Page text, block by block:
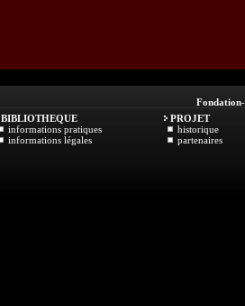
Fondation
BIBLIOTHEQUE
informations pratiques
informations légales
PROJET
historique
partenaires